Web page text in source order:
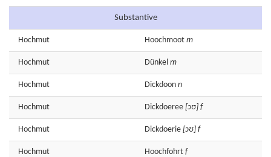
Substantive
Hochmut Hoochmoot m
Hochmut Dünkel m
Hochmut Dickdoon n
Hochmut Dickdoeree [ɔʊ] f
Hochmut Dickdoerie [ɔʊ] f
Hochmut Hoochfohrt f